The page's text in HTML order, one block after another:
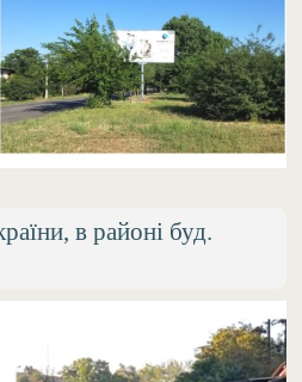
в районі буд.